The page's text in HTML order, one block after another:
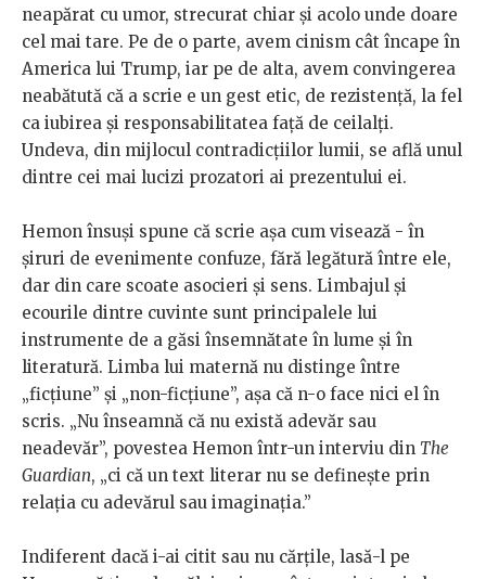
neapărat cu umor, strecurat chiar și acolo unde doare
cel mai tare. Pe de o parte, avem cinism cât încape în
America lui Trump, iar pe de alta, avem convingerea
neabătută că a scrie e un gest etic, de rezistență, la fel
ca iubirea și responsabilitatea față de ceilalți.
Undeva, din mijlocul contradicțiilor lumii, se află unul
dintre cei mai lucizi prozatori ai prezentului ei.
Hemon însuși spune că scrie așa cum visează - în
șiruri de evenimente confuze, fără legătură între ele,
dar din care scoate asocieri și sens. Limbajul și
ecourile dintre cuvinte sunt principalele lui
instrumente de a găsi însemnătate în lume și în
literatură. Limba lui maternă nu distinge între
„ficțiune” și „non-ficțiune”, așa că n-o face nici el în
scris. „Nu înseamnă că nu există adevăr sau
neadevăr”, povestea Hemon într-un interviu din The
Guardian, „ci că un text literar nu se definește prin
relația cu adevărul sau imaginația.”
Indiferent dacă i-ai citit sau nu cărțile, lasă-l pe